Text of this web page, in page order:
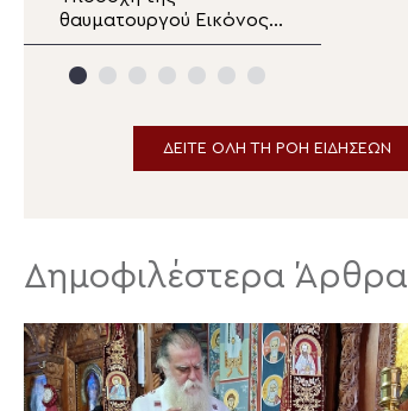
θαυματουργού Εικόνος
της Παναγίας της
Ροβέλιστας στην
ΔΕΙΤΕ ΟΛΗ ΤΗ ΡΟΗ ΕΙΔΗΣΕΩΝ
Δημοφιλέστερα Άρθρα